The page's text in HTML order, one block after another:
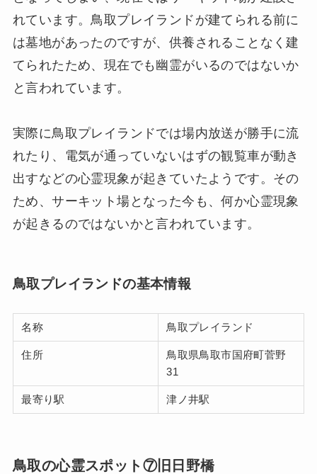
れています。鳥取プレイランドが建てられる前に
は墓地があったのですが、供養されることなく建
てられたため、現在でも幽霊がいるのではないか
と言われています。
実際に鳥取プレイランドでは場内放送が勝手に流
れたり、電気が通っていないはずの観覧車が動き
出すなどの心霊現象が起きていたようです。その
ため、サーキット場となった今も、何か心霊現象
が起きるのではないかと言われています。
鳥取プレイランドの基本情報
名称 鳥取プレイランド
住所
鳥取県鳥取市国府町菅野
31
最寄り駅 津ノ井駅
鳥取の心霊スポット⑦旧日野橋